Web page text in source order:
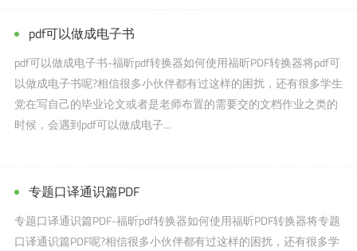
pdf可以做成电子书
pdf可以做成电子书-福昕pdf转换器如何使用福昕PDF转换器将pdf可
以做成电子书呢?相信很多小伙伴都有过这样的困扰，还有很多学生
党在写自己的毕业论文或者是老师布置的需要交的文档作业之类的
时候，会遇到pdf可以做成电子...
专题口译通识篇PDF
专题口译通识篇PDF-福昕pdf转换器如何使用福昕PDF转换器将专题
口译通识篇PDF呢?相信很多小伙伴都有过这样的困扰，还有很多学